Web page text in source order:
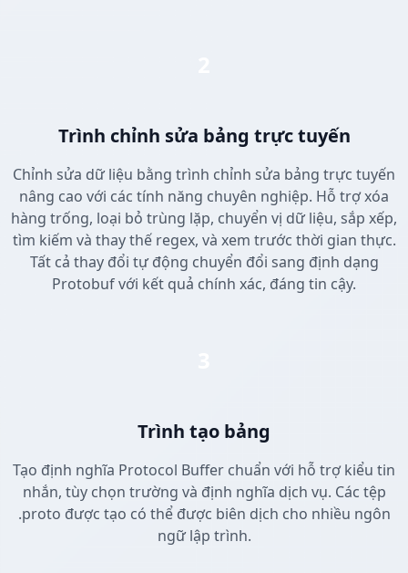
Trình chỉnh sửa bảng trực tuyến
Chỉnh sửa dữ liệu bằng trình chỉnh sửa bảng trực tuyến
nâng cao với các tính năng chuyên nghiệp. Hỗ trợ xóa
hàng trống, loại bỏ trùng lặp, chuyển vị dữ liệu, sắp xếp,
tìm kiếm và thay thế regex, và xem trước thời gian thực.
Tất cả thay đổi tự động chuyển đổi sang định dạng
Protobuf với kết quả chính xác, đáng tin cậy.
Trình tạo bảng
Tạo định nghĩa Protocol Buffer chuẩn với hỗ trợ kiểu tin
nhắn, tùy chọn trường và định nghĩa dịch vụ. Các tệp
.proto được tạo có thể được biên dịch cho nhiều ngôn
ngữ lập trình.